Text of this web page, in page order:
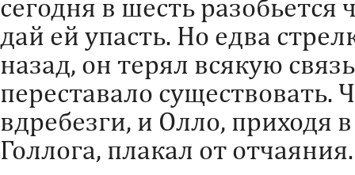
сегодня в шесть
дай ей упасть. Но едва
назад, он терял всякую
переставало существовать.
вдребезги, и Олло, приходя
Голлога, плакал от отчаяния.